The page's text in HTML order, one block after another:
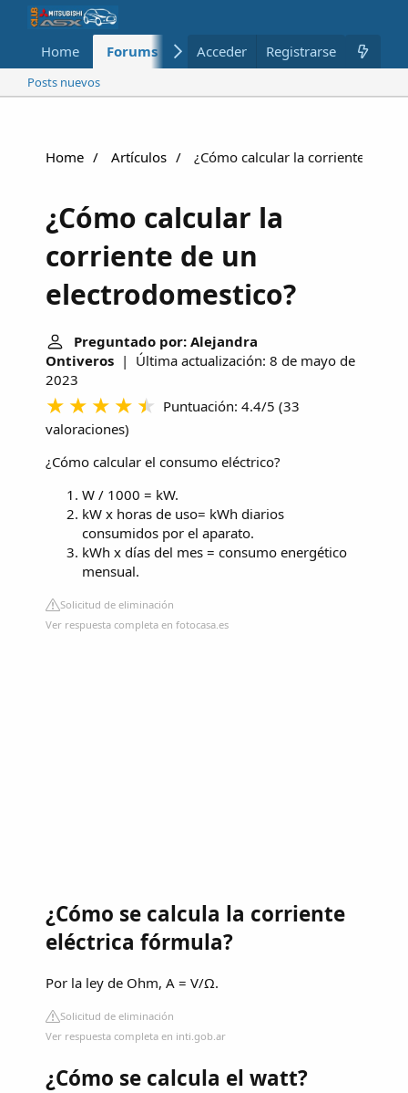
Home Forums Nuevo Miembros
Acceder Registrarse
Posts nuevos
Home Artículos ¿Cómo calcular la corriente de
¿Cómo calcular la
corriente de un
electrodomestico?
Preguntado por: Alejandra
Ontiveros | Última actualización: 8 de mayo de
2023
Puntuación: 4.4/5 (33
valoraciones)
¿Cómo calcular el consumo eléctrico?
W / 1000 = kW.
kW x horas de uso= kWh diarios
consumidos por el aparato.
kWh x días del mes = consumo energético
mensual.
Solicitud de eliminación
Ver respuesta completa en fotocasa.es
¿Cómo se calcula la corriente
eléctrica fórmula?
Por la ley de Ohm, A = V/Ω.
Solicitud de eliminación
Ver respuesta completa en inti.gob.ar
¿Cómo se calcula el watt?